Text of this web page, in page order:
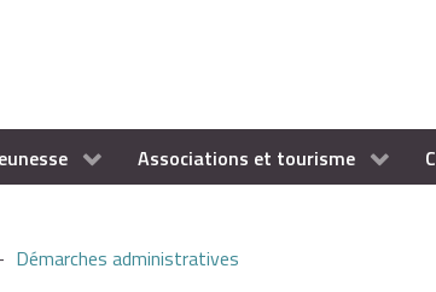
Associations et tourisme
Démarches administratives